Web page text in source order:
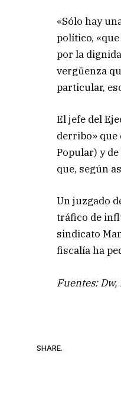
«Sólo hay
político,
por la
vergüenza
particular,
El jefe del
derribo» que
Popular) y
que, según
Un juzgado
tráfico de
sindicato
fiscalía ha
Fuentes: Dw,
SHARE.